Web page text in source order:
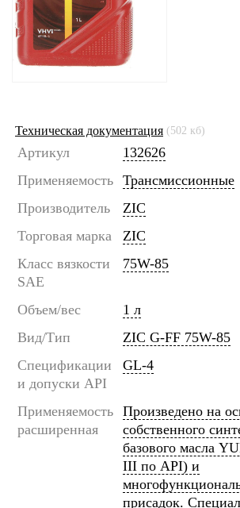
Техническая документация (502 кб)
Артикул
132626
Применяемость Трансмиссионные
Производитель
ZIC
Торговая марка
ZIC
Класс вязкости
SAE
75W-85
Объем/вес
1 л
Вид/Тип
ZIC G-FF 75W-85
Спецификации
и допуски API
GL-4
Применяемость
расширенная
Произведено на
собственного
базового масла
III по API) и
присадок.